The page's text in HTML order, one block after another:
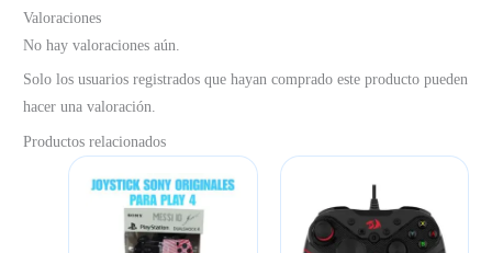
Valoraciones
No hay valoraciones aún.
Solo los usuarios registrados que hayan comprado este producto pueden
hacer una valoración.
Productos relacionados